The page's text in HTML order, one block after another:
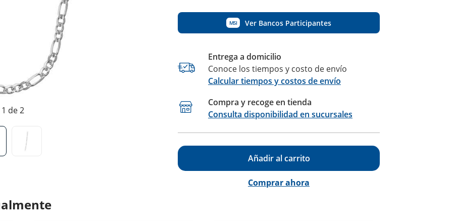
1 de 2
MSI Ver Bancos Participantes
Entrega a domicilio
Conoce los tiempos y costo de envío
Calcular tiempos y costos de envío
Compra y recoge en tienda
Consulta disponibilidad en sucursales
Añadir al carrito
Comprar ahora